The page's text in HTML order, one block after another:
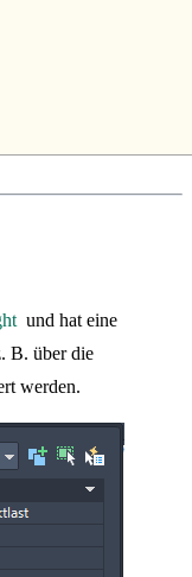
und hat eine
B. über die
werden.